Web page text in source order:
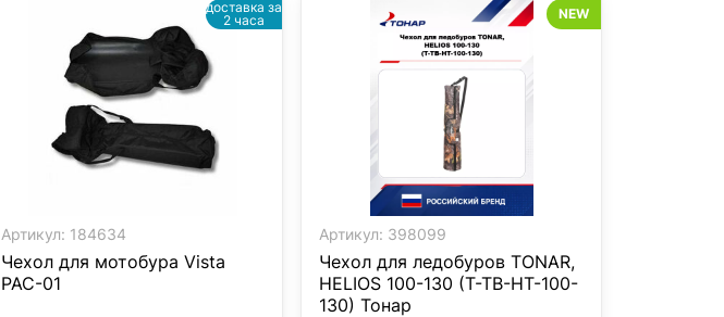
Артикул: 184634
Чехол для мотобура Vista
PAC-01
доставка за
2 часа
Артикул: 398099
Чехол для ледобуров TONAR,
HELIOS 100-130 (T-TB-HT-100-
130) Тонар
NEW